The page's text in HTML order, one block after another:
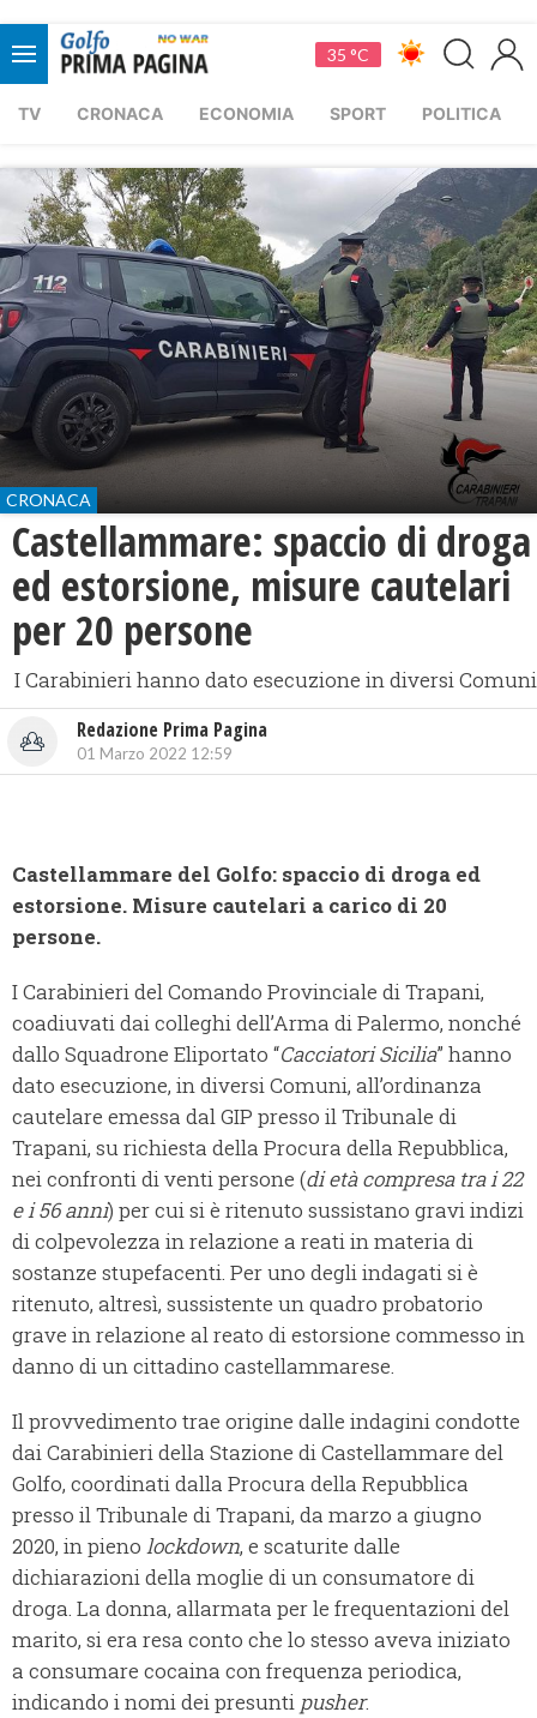
35 °C
TV CRONACA ECONOMIA SPORT POLITICA
CRONACA
Castellammare: spaccio di droga
ed estorsione, misure cautelari
per 20 persone
I Carabinieri hanno dato esecuzione in diversi Comuni
Redazione Prima Pagina
01 Marzo 2022 12:59
Castellammare del Golfo: spaccio di droga ed
estorsione. Misure cautelari a carico di 20
persone.
I Carabinieri del Comando Provinciale di Trapani,
coadiuvati dai colleghi dell’Arma di Palermo, nonché
dallo Squadrone Eliportato “Cacciatori Sicilia” hanno
dato esecuzione, in diversi Comuni, all’ordinanza
cautelare emessa dal GIP presso il Tribunale di
Trapani, su richiesta della Procura della Repubblica,
nei confronti di venti persone (di età compresa tra i 22
e i 56 anni) per cui si è ritenuto sussistano gravi indizi
di colpevolezza in relazione a reati in materia di
sostanze stupefacenti. Per uno degli indagati si è
ritenuto, altresì, sussistente un quadro probatorio
grave in relazione al reato di estorsione commesso in
danno di un cittadino castellammarese.
Il provvedimento trae origine dalle indagini condotte
dai Carabinieri della Stazione di Castellammare del
Golfo, coordinati dalla Procura della Repubblica
presso il Tribunale di Trapani, da marzo a giugno
2020, in pieno lockdown, e scaturite dalle
dichiarazioni della moglie di un consumatore di
droga. La donna, allarmata per le frequentazioni del
marito, si era resa conto che lo stesso aveva iniziato
a consumare cocaina con frequenza periodica,
indicando i nomi dei presunti pusher.